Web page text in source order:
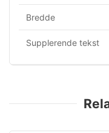
Bredde
Supplerende tekst